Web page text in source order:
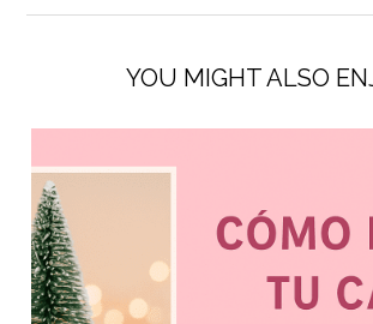
YOU MIGHT ALSO